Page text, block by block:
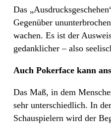
Das
Gegenüber
wachen. Es ist der
gedanklicher – also
Auch Pokerface kann
Das Maß, in dem
sehr unterschiedlich. In
Schauspielern wird der